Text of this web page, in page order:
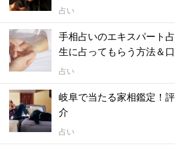
占い
手相占いのエキスパート
生に占ってもらう方法＆口
占い
岐阜で当たる家相鑑定！
介
占い